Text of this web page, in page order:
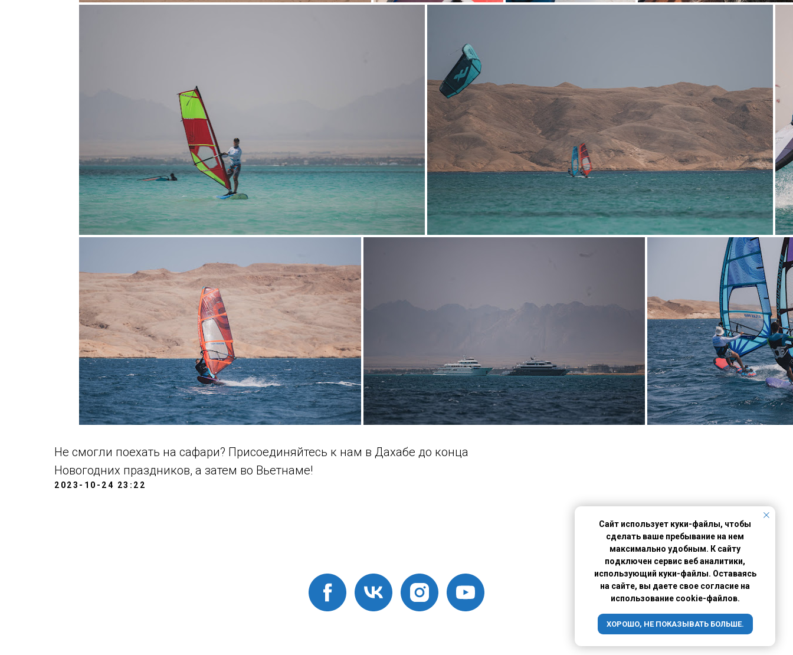
Не смогли поехать на сафари? Присоединяйтесь к нам в Дахабе до конца
Новогодних праздников, а затем во Вьетнаме!
2023-10-24 23:22
Сайт использует куки-файлы, чтобы
сделать ваше пребывание на нем
максимально удобным. К сайту
подключен сервис веб аналитики,
использующий куки-файлы. Оставаясь
на сайте, вы даете свое согласие на
использование cookie-файлов.
ХОРОШО, НЕ ПОКАЗЫВАТЬ БОЛЬШЕ.